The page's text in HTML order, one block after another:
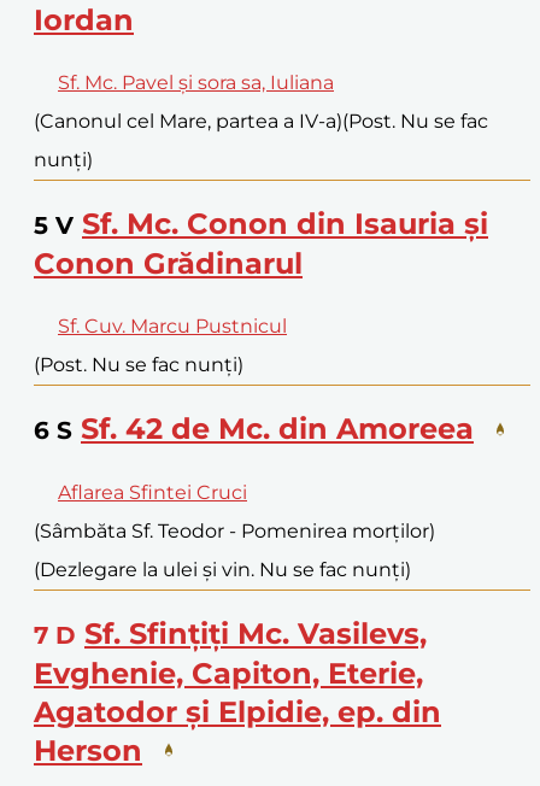
Iordan
Sf. Mc. Pavel și sora sa, Iuliana
(Canonul cel Mare, partea a IV-a)(Post. Nu se fac
nunți)
5 V Sf. Mc. Conon din Isauria și
Conon Grădinarul
Sf. Cuv. Marcu Pustnicul
(Post. Nu se fac nunți)
6 S Sf. 42 de Mc. din Amoreea
Aflarea Sfintei Cruci
(Sâmbăta Sf. Teodor - Pomenirea morților)
(Dezlegare la ulei și vin. Nu se fac nunți)
7 D Sf. Sfințiți Mc. Vasilevs,
Evghenie, Capiton, Eterie,
Agatodor și Elpidie, ep. din
Herson